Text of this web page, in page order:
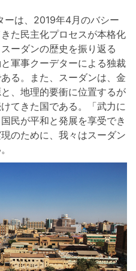
は、2019年4月のバシー
た民主化プロセスが本格化
ーダンの歴史を振り返る
軍事クーデターによる独裁
る。また、スーダンは、金
、地理的要衝に位置するが
てきた国である。「武力に
民が平和と発展を享受でき
のために、我々はスーダン